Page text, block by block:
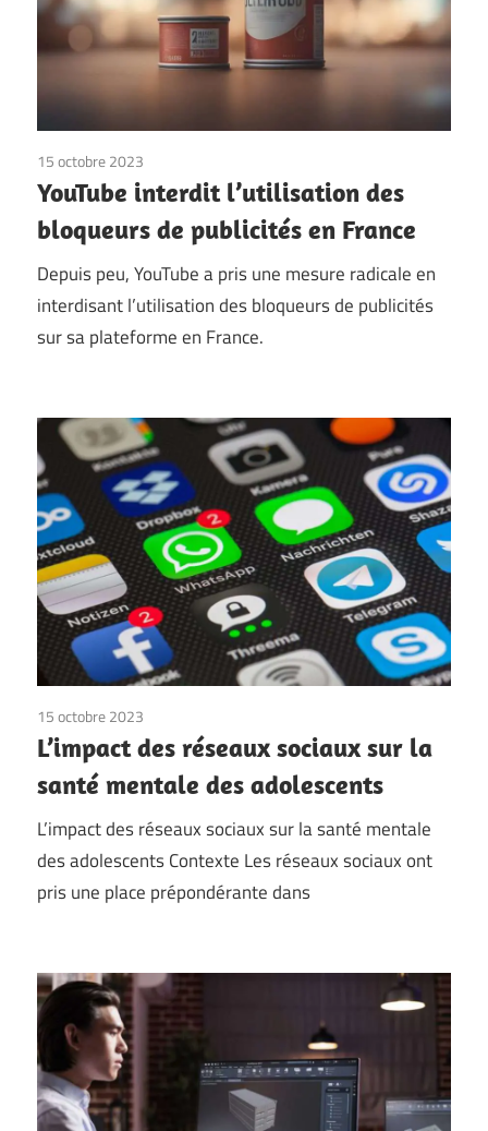
15 octobre 2023
YouTube interdit l’utilisation des
bloqueurs de publicités en France
Depuis peu, YouTube a pris une mesure radicale en
interdisant l’utilisation des bloqueurs de publicités
sur sa plateforme en France.
15 octobre 2023
L’impact des réseaux sociaux sur la
santé mentale des adolescents
L’impact des réseaux sociaux sur la santé mentale
des adolescents Contexte Les réseaux sociaux ont
pris une place prépondérante dans